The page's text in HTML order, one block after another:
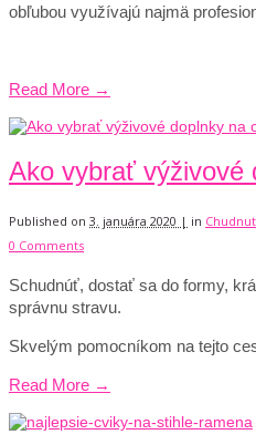
obľubou využívajú najmä
Read More →
Ako vybrať výživové
Published on 3. januára 2020 | in
0 Comments
Schudnúť, dostať sa do formy,
správnu stravu.
Skvelým pomocníkom na tejto
Read More →